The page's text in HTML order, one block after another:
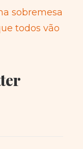
sobremesa
todos vão